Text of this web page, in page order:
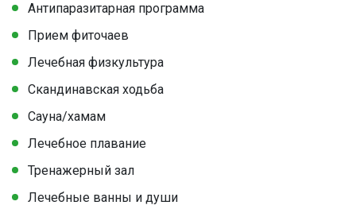
Антипаразитарная программа
Прием фиточаев
Лечебная физкультура
Скандинавская ходьба
Сауна/хамам
Лечебное плавание
Тренажерный зал
Лечебные ванны и души